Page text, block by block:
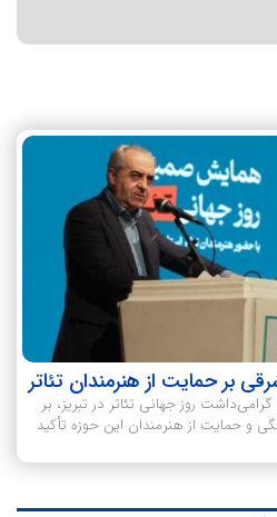
بر حمایت از هنرمندان تئاتر
روز جهانی تئاتر در تبریز، بر
و حمایت از هنرمندان این حوزه تأکید